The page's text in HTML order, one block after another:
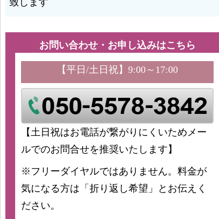
致します
お問い合わせ・お申し込みはこちら
【平日/土日祝】9:00～17:00
【土日祝はお電話が繋がりにくいためメー
ルでのお問合せを推奨いたします】
※フリーダイヤルではありません。料金が
気になる方は「折り返し希望」とお伝えく
ださい。